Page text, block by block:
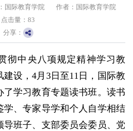
国际教育学院
作者：国际教育学院
点击量： 83
分享：
彻中央八项规定精神学习教
设，4月3日至11日，国际教
学习教育专题读书班。读书
学、专家导学和个人自学相结
班子、支部委员会委员、党